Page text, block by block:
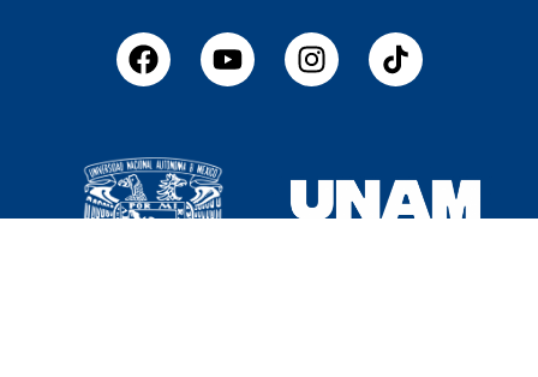
F
a
b
o
o
Y
o
e
I
n
g